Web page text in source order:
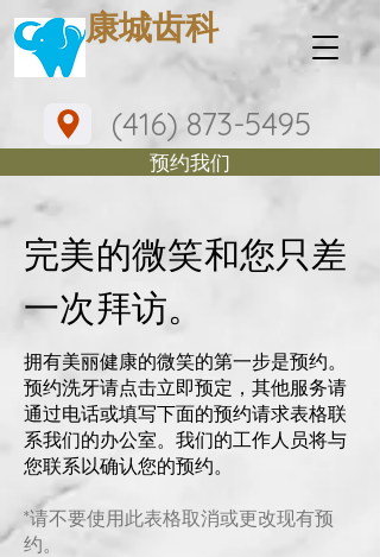
​康城齿科
预约我们
(416) 873-5495
完美的微笑和您只差
一次拜访。
拥有美丽健康的微笑的第一步是预约。
预约洗牙请点击立即预定，其他服务请
通过电话或填写下面的预约请求表格联
系我们的办公室。我们的工作人员将与
您联系以确认您的预约。
*请不要使用此表格取消或更改现有预
约。